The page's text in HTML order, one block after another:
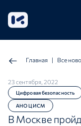
Цифровая безопасность
АНО ЦИСМ
В Москве
23 сентября, 2022
Главная | Все